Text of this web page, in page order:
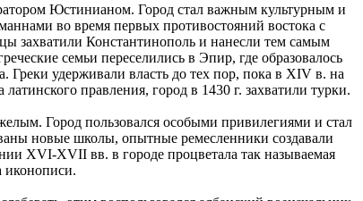
Юстинианом. Город стал важным культурным и
во время первых противостояний востока с
захватили Константинополь и нанесли тем самым
семьи переселились в Эпир, где образовалось
удерживали власть до тех пор, пока в XIV в. на
правления, город в 1430 г. захватили турки.
Город пользовался особыми привилегиями и стал
новые школы, опытные ремесленники создавали
XVI-XVII вв. в городе процветала так называемая
иконописи.